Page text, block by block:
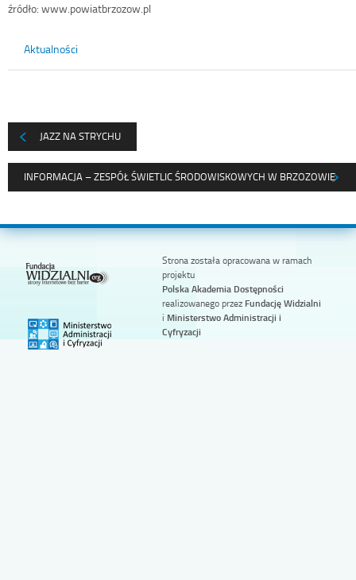
źródło: www.powiatbrzozow.pl
Aktualności
JAZZ NA STRYCHU
INFORMACJA – ZESPÓŁ ŚWIETLIC ŚRODOWISKOWYCH W BRZOZOWIE
Strona została opracowana w ramach
projektu
Polska Akademia Dostępności
realizowanego przez Fundację Widzialni
i Ministerstwo Administracji i
Cyfryzacji